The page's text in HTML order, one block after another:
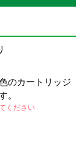
のカートリッジ
。
ください